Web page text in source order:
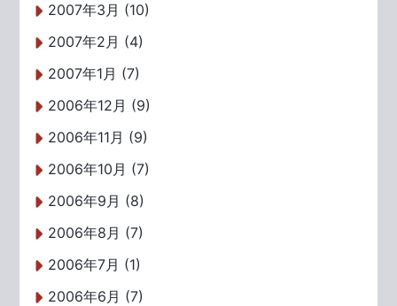
2007年3月 (10)
2007年2月 (4)
2007年1月 (7)
2006年12月 (9)
2006年11月 (9)
2006年10月 (7)
2006年9月 (8)
2006年8月 (7)
2006年7月 (1)
2006年6月 (7)